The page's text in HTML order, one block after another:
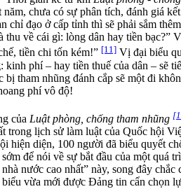
chưa có sự phân tích, đánh giá
chỉ đạo ở cấp tỉnh thì sẽ phải sắm
thu về cái gì: lòng dân hay tiền bạc?”
tiền chi tốn kém!” [11] Vị đại biểu
kinh phí – hay tiền thuế của dân – sẽ
bị tham nhũng đánh cắp sẽ một đi
phí vô độ!
của Luật phòng, chống tham nhũng
trong lịch sử làm luật của Quốc hội
hiện diện, 100 người đã biểu quyết
để nói về sự bắt đầu của một quá
nước cao nhất” này, song đây
biểu vừa mới được Đảng tin cẩn chọn